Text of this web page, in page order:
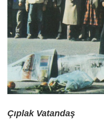
Çıplak Vatandaş